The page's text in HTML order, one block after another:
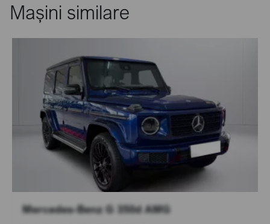
Mașini similare
Mercedes-Benz G 350d AMG